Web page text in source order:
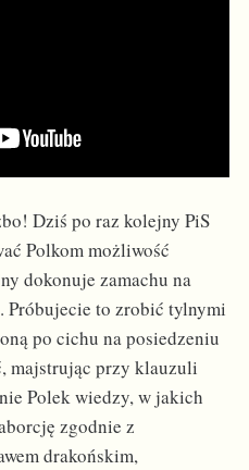
Dziś po raz kolejny PiS
Polkom możliwość
dokonuje zamachu na
Próbujecie to zrobić tylnymi
po cichu na posiedzeniu
majstrując przy klauzuli
Polek wiedzy, w jakich
zgodnie z
drakońskim,